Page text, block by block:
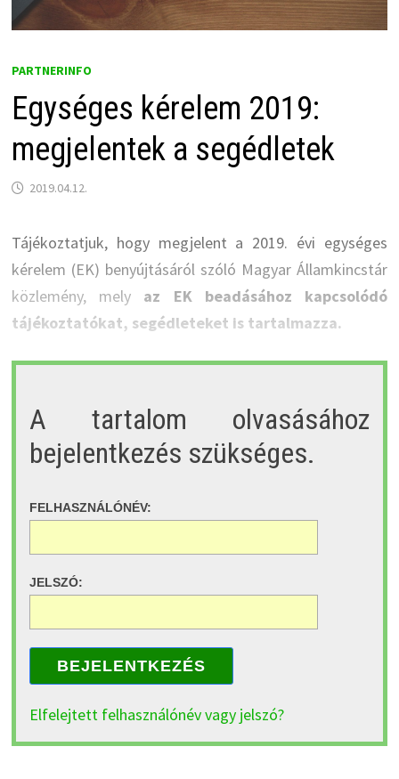
PARTNERINFO
Egységes kérelem 2019:
megjelentek a segédletek
2019.04.12.
Tájékoztatjuk, hogy megjelent a 2019. évi egységes
kérelem (EK) benyújtásáról szóló Magyar Államkincstár
közlemény, mely az EK beadásához kapcsolódó
tájékoztatókat, segédleteket is tartalmazza.
A tartalom olvasásához
bejelentkezés szükséges.
FELHASZNÁLÓNÉV:
JELSZÓ:
BEJELENTKEZÉS
Elfelejtett felhasználónév vagy jelszó?